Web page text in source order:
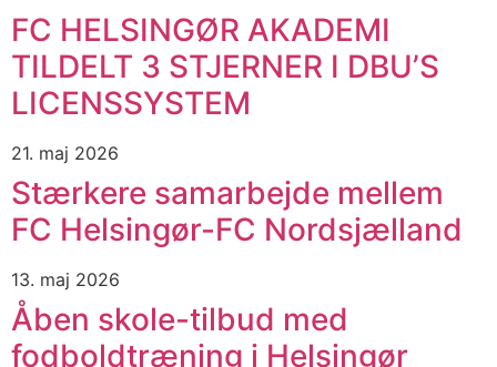
FC HELSINGØR AKADEMI
TILDELT 3 STJERNER I DBU’S
LICENSSYSTEM
21. maj 2026
Stærkere samarbejde mellem
FC Helsingør-FC Nordsjælland
13. maj 2026
Åben skole-tilbud med
fodboldtræning i Helsingør